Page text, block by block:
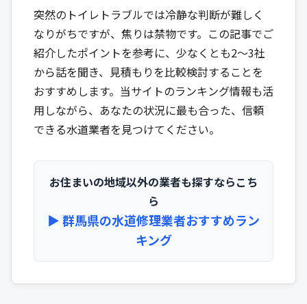
突然のトイレトラブルでは冷静な判断が難しく
なりがちですが、焦りは禁物です。この記事でご
紹介したポイントを参考に、少なくとも2〜3社
から話を聞き、見積もりを比較検討することを
おすすめします。当サイトのランキング情報も活
用しながら、あなたの状況に最も合った、信頼
できる水道業者を見つけてください。
お住まいの地域以外の業者も探すならこち
ら
▶︎ 群馬県の水道修理業者おすすめラン
キング